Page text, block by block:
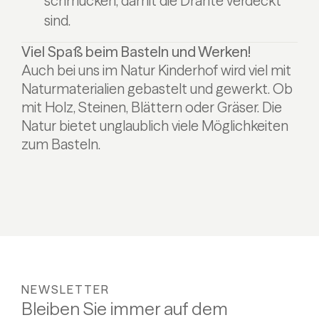
sind.
Viel Spaß beim Basteln und Werken!
Auch bei uns im Natur Kinderhof wird viel mit
Naturmaterialien gebastelt und gewerkt. Ob
mit Holz, Steinen, Blättern oder Gräser. Die
Natur bietet unglaublich viele Möglichkeiten
zum Basteln.
NEWSLETTER
Bleiben Sie immer auf dem